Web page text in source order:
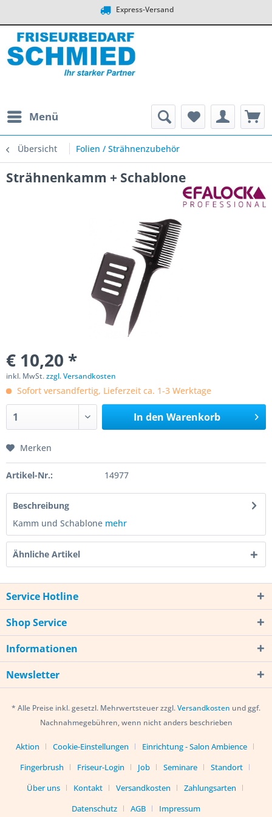
Express-Versand
Menü
Übersicht Folien / Strähnenzubehör
Strähnenkamm + Schablone
€ 10,20 *
inkl. MwSt.zzgl. Versandkosten
Sofort versandfertig, Lieferzeit ca. 1-3 Werktage
In den Warenkorb
Merken
Artikel-Nr.: 14977
Beschreibung
Kamm und Schablone mehr
Ähnliche Artikel
Service Hotline
Shop Service
Informationen
Newsletter
* Alle Preise inkl. gesetzl. Mehrwertsteuer zzgl.Versandkosten und ggf.
Nachnahmegebühren, wenn nicht anders beschrieben
Aktion Cookie-Einstellungen
Einrichtung - Salon Ambience
Fingerbrush
Friseur-Login Job Seminare
Standort
Über uns
Kontakt Versandkosten
Zahlungsarten
Datenschutz
AGB Impressum